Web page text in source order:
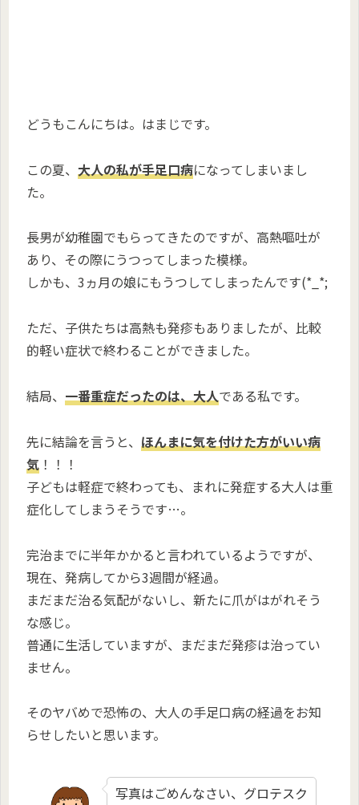
どうもこんにちは。はまじです。
この夏、 大人の私が手足口病になってしまいまし
た。
長男が幼稚園でもらってきたのですが、高熱嘔吐が
あり、その際にうつってしまった模様。
しかも、3ヵ月の娘にもうつしてしまったんです(*_*;
ただ、子供たちは高熱も発疹もありましたが、比較
的軽い症状で終わることができました。
結局、 一番重症だったのは、大人である私です。
先に結論を言うと、 ほんまに気を付けた方がいい病
気 ！！！
子どもは軽症で終わっても、まれに発症する大人は重
症化してしまうそうです…。
完治までに半年かかると言われているようですが、
現在、発病してから3週間が経過。
まだまだ治る気配がないし、新たに爪がはがれそう
な感じ。
普通に生活していますが、まだまだ発疹は治ってい
ません。
そのヤバめで恐怖の、大人の手足口病の経過をお知
らせしたいと思います。
写真はごめんなさい、グロテスク